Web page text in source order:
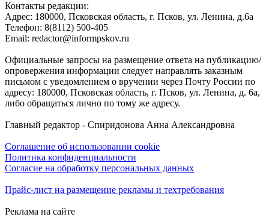
Контакты редакции:
Адреc: 180000, Псковская область, г. Псков, ул. Ленина, д.6а
Телефон: 8(8112) 500-405
Email: redactor@informpskov.ru
Официальные запросы на размещение ответа на публикацию/
опровержения информации следует направлять заказным
письмом с уведомлением о вручении через Почту России по
адресу: 180000, Псковская область, г. Псков, ул. Ленина, д. 6а,
либо обращаться лично по тому же адресу.
Главный редактор - Спиридонова Анна Александровна
Соглашение об использовании cookie
Политика конфиденциальности
Согласие на обработку персональных данных
Прайс-лист на размещение рекламы и техтребования
Реклама на сайте